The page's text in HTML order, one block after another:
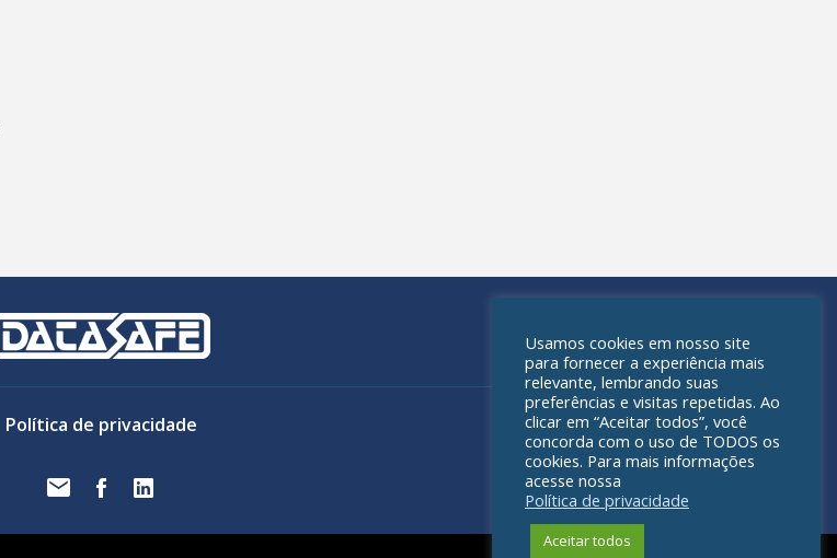
Política de privacidade
Usamos cookies em nosso site
para fornecer a experiência mais
relevante, lembrando suas
preferências e visitas repetidas. Ao
clicar em “Aceitar todos”, você
concorda com o uso de TODOS os
cookies. Para mais informações
acesse nossa
Política de privacidade
Aceitar todos